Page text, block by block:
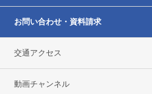
お問い合わせ・資料請求
交通アクセス
動画チャンネル